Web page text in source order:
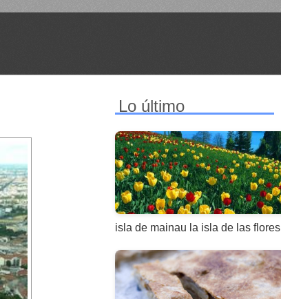
Lo último
isla de mainau la isla de las flores